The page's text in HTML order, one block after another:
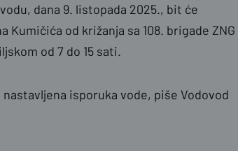
dana 9. listopada 2025., bit će
od križanja sa 108. brigade ZNG
od 7 do 15 sati.
isporuka vode, piše Vodovod